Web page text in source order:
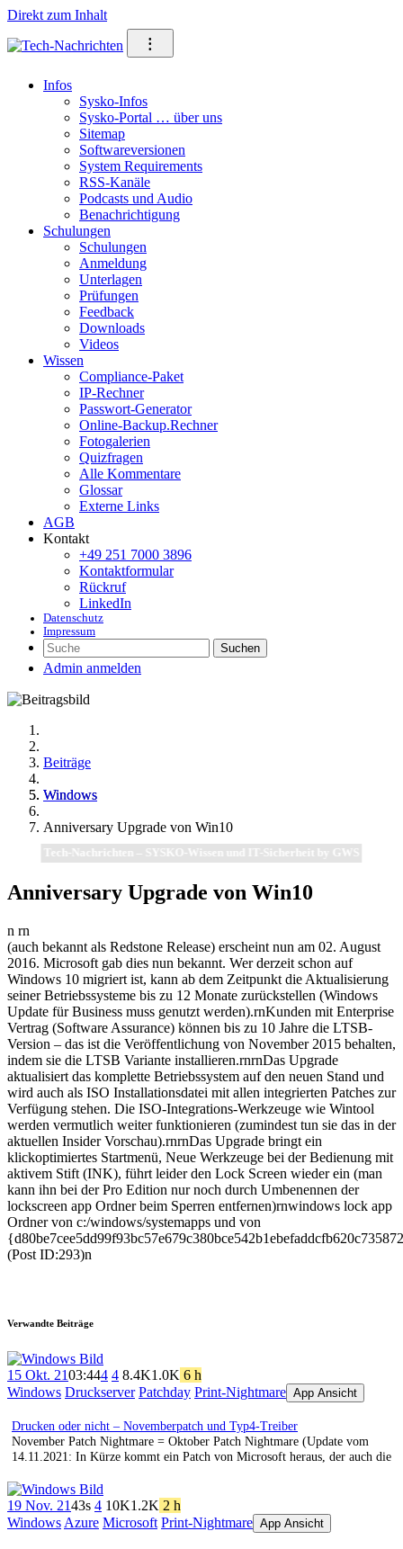
Direkt zum Inhalt
⁝
Infos
Sysko-Infos
Sysko-Portal … über uns
Sitemap
Softwareversionen
System Requirements
RSS-Kanäle
Podcasts und Audio
Benachrichtigung
Schulungen
Schulungen
Anmeldung
Unterlagen
Prüfungen
Feedback
Downloads
Videos
Wissen
Compliance-Paket
IP-Rechner
Passwort-Generator
Online-Backup.Rechner
Fotogalerien
Quizfragen
Alle Kommentare
Glossar
Externe Links
AGB
Kontakt
+49 251 7000 3896
Kontaktformular
Rückruf
LinkedIn
Datenschutz
Impressum
Suchen
Admin anmelden
Beiträge
Windows
Anniversary Upgrade von Win10
Tech-Nachrichten – SYSKO-Wissen und IT-Sicherheit by GWS
Anniversary Upgrade von Win10
n rn
(auch bekannt als Redstone Release) erscheint nun am 02. August
2016. Microsoft gab dies nun bekannt. Wer derzeit schon auf
Windows 10 migriert ist, kann ab dem Zeitpunkt die Aktualisierung
seiner Betriebssysteme bis zu 12 Monate zurückstellen (Windows
Update für Business muss genutzt werden).rnKunden mit Enterprise
Vertrag (Software Assurance) können bis zu 10 Jahre die LTSB-
Version – das ist die Veröffentlichung von November 2015 behalten,
indem sie die LTSB Variante installieren.rnrnDas Upgrade
aktualisiert das komplette Betriebssystem auf den neuen Stand und
wird auch als ISO Installationsdatei mit allen integrierten Patches zur
Verfügung stehen. Die ISO-Integrations-Werkzeuge wie Wintool
werden vermutlich weiter funktionieren (zumindest tun sie das in der
aktuellen Insider Vorschau).rnrnDas Upgrade bringt ein
klickoptimiertes Startmenü, Neue Werkzeuge bei der Bedienung mit
aktivem Stift (INK), führt leider den Lock Screen wieder ein (man
kann ihn bei der Pro Edition nur noch durch Umbenennen der
lockscreen app Ordner beim Sperren entfernen)rnwindows lock app
Ordner von c:/windows/systemapps und von
(Post ID:293)n
Verwandte Beiträge
15 Okt. 2103:444 4 8.4K1.0K 6 h
Windows Druckserver Patchday Print-Nightmare App Ansicht
Drucken oder nicht – Novemberpatch und Typ4-Treiber
November Patch Nightmare = Oktober Patch Nightmare (Update vom
14.11.2021: In Kürze kommt ein Patch von Microsoft heraus, der auch die
19 Nov. 2143s 4 10K1.2K 2 h
Windows Azure Microsoft Print-Nightmare App Ansicht